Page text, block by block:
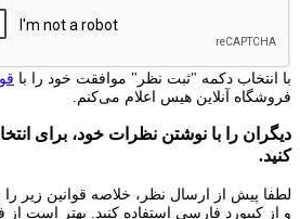
با انتخاب دکمه "ثبت نظر" موافقت خود را با
فروشگاه آنلاین هیس اعلام می‌کنم.
دیگران را با نوشتن نظرات خود، برای
کنید.
لطفا پیش از ارسال نظر، خلاصه قوانین زیر را